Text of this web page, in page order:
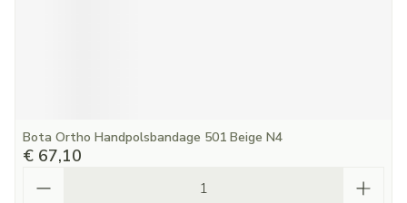
Bota Ortho Handpolsbandage 501 Beige N4
€ 67,10